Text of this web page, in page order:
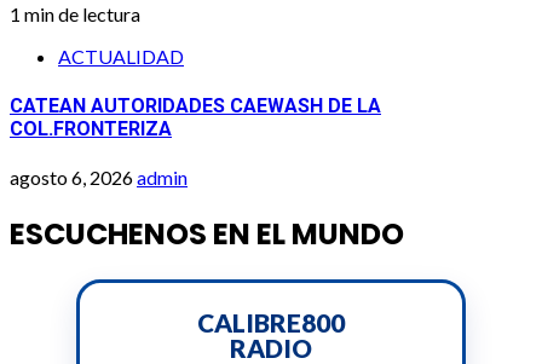
1 min de lectura
ACTUALIDAD
CATEAN AUTORIDADES CAEWASH DE LA
COL.FRONTERIZA
agosto 6, 2026admin
ESCUCHENOS EN EL MUNDO
CALIBRE800
RADIO